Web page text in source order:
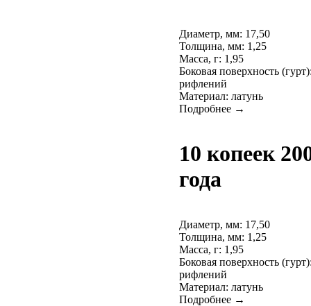
Диаметр, мм: 17,50
Толщина, мм: 1,25
Масса, г: 1,95
Боковая поверхность
рифлений
Материал: латунь
Подробнее →
10 копеек
года
Диаметр, мм: 17,50
Толщина, мм: 1,25
Масса, г: 1,95
Боковая поверхность
рифлений
Материал: латунь
Подробнее →